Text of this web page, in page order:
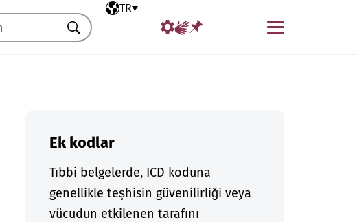
Seçili dil
TR
Menü
Ara
Ek kodlar
Tıbbi belgelerde, ICD koduna
genellikle teşhisin güvenilirliği veya
vücudun etkilenen tarafını